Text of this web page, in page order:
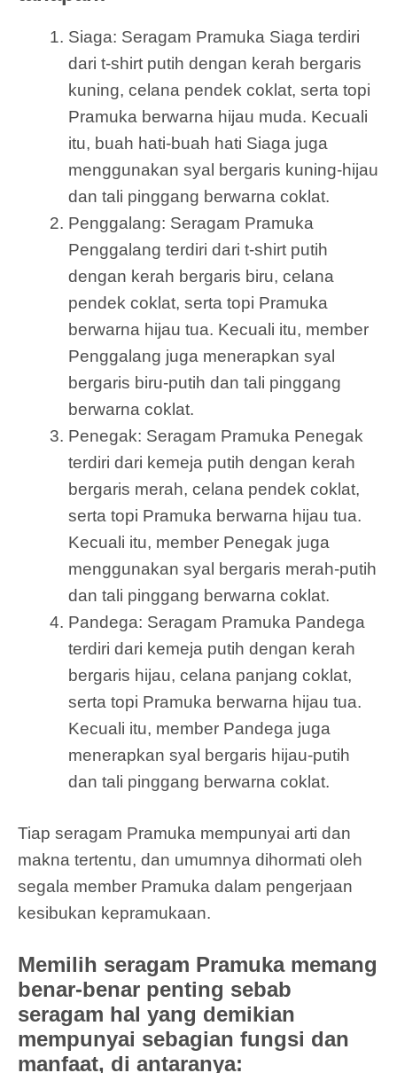
Siaga: Seragam Pramuka Siaga terdiri
dari t-shirt putih dengan kerah bergaris
kuning, celana pendek coklat, serta topi
Pramuka berwarna hijau muda. Kecuali
itu, buah hati-buah hati Siaga juga
menggunakan syal bergaris kuning-hijau
dan tali pinggang berwarna coklat.
Penggalang: Seragam Pramuka
Penggalang terdiri dari t-shirt putih
dengan kerah bergaris biru, celana
pendek coklat, serta topi Pramuka
berwarna hijau tua. Kecuali itu, member
Penggalang juga menerapkan syal
bergaris biru-putih dan tali pinggang
berwarna coklat.
Penegak: Seragam Pramuka Penegak
terdiri dari kemeja putih dengan kerah
bergaris merah, celana pendek coklat,
serta topi Pramuka berwarna hijau tua.
Kecuali itu, member Penegak juga
menggunakan syal bergaris merah-putih
dan tali pinggang berwarna coklat.
Pandega: Seragam Pramuka Pandega
terdiri dari kemeja putih dengan kerah
bergaris hijau, celana panjang coklat,
serta topi Pramuka berwarna hijau tua.
Kecuali itu, member Pandega juga
menerapkan syal bergaris hijau-putih
dan tali pinggang berwarna coklat.
Tiap seragam Pramuka mempunyai arti dan
makna tertentu, dan umumnya dihormati oleh
segala member Pramuka dalam pengerjaan
kesibukan kepramukaan.
Memilih seragam Pramuka memang
benar-benar penting sebab
seragam hal yang demikian
mempunyai sebagian fungsi dan
manfaat, di antaranya: